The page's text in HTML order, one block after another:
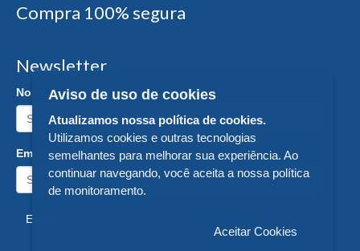
Compra 100% segura
Newsletter
Nome:
Email:
Enviar
Aviso de uso de cookies
Atualizamos nossa política de cookies.
Utilizamos cookies e outras tecnologias
semelhantes para melhorar sua experiência. Ao
continuar navegando, você aceita a nossa política
de monitoramento.
Aceitar Cookies